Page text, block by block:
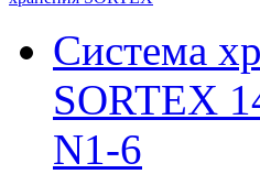
Система
SORTEX
N1-6